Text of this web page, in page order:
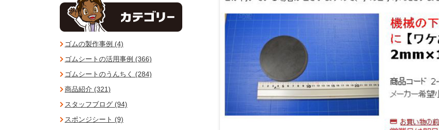
ゴムの製作事例 (4)
ゴムシートの活用事例 (366)
ゴムシートのうんちく (284)
商品紹介 (321)
スタッフブログ (94)
スポンジシート (9)